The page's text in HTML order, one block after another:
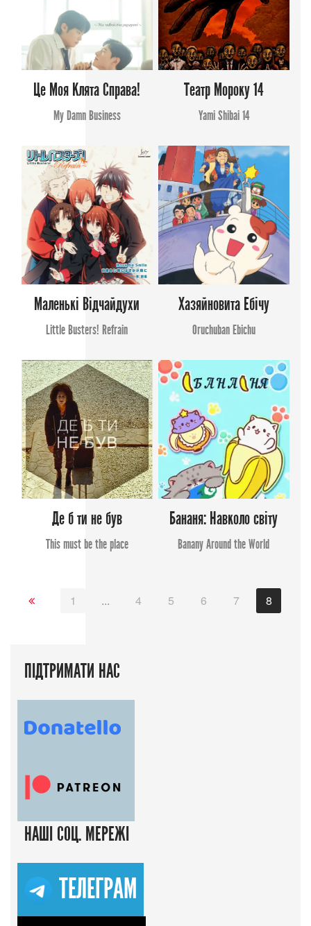
Це Моя Клята Справа!
My Damn Business
Театр Мороку 14
Yami Shibai 14
Маленькі Відчайдухи
Little Busters! Refrain
Хазяйновита Ебічу
Oruchuban Ebichu
Де б ти не був
This must be the place
Бананя: Навколо світу
Banany Around the World
1 ... 4 5 6 7 8
ПІДТРИМАТИ НАС
НАШІ СОЦ. МЕРЕЖІ
ТЕЛЕГРАМ